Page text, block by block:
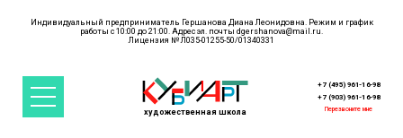
Индивидуальный предприниматель Гершанова Диана Леонидовна. Режим и график
работы с 10:00 до 21:00. Адрес эл. почты dgershanova@mail.ru.
художественная школа
+ 7 (495) 961-16-98
+ 7 (903) 961-16-98
Перезвоните мне